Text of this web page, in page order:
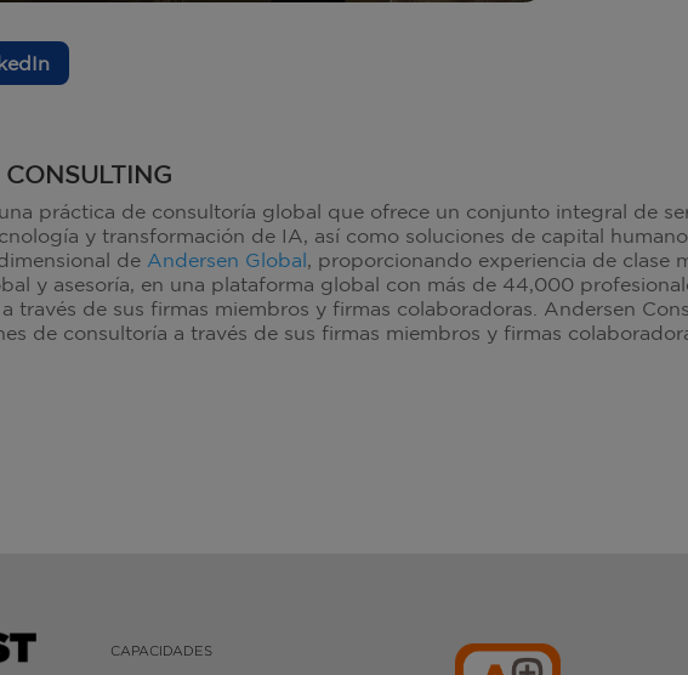
práctica de consultoría global que ofrece un conjunto integral de
y transformación de IA, así como soluciones de capital
de Andersen Global, proporcionando experiencia de clase
y asesoría, en una plataforma global con más de 44,000
través de sus firmas miembros y firmas colaboradoras. Andersen
de consultoría a través de sus firmas miembros y firmas
CAPACIDADES